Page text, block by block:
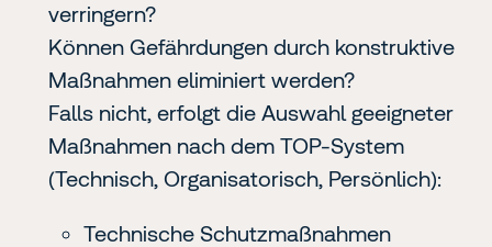
verringern?
Können Gefährdungen durch konstruktive
Maßnahmen eliminiert werden?
Falls nicht, erfolgt die Auswahl geeigneter
Maßnahmen nach dem TOP-System
(Technisch, Organisatorisch, Persönlich):
Technische Schutzmaßnahmen